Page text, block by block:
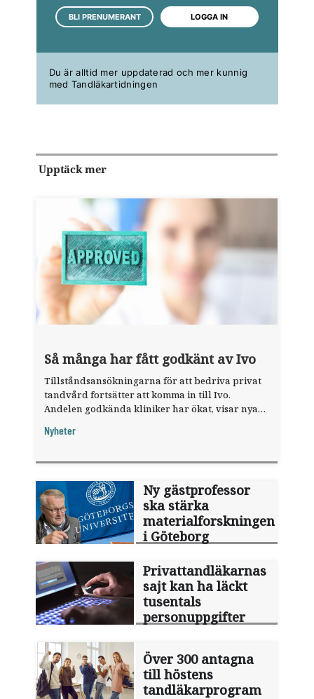
BLI PRENUMERANT LOGGA IN
Du är alltid mer uppdaterad och mer kunnig
med Tandläkartidningen
Upptäck mer
Så många har fått godkänt av Ivo
Tillståndsansökningarna för att bedriva privat
tandvård fortsätter att komma in till Ivo.
Andelen godkända kliniker har ökat, visar nya
Nyheter
Ny gästprofessor
ska stärka
materialforskningen
i Göteborg
Privattandläkarnas
sajt kan ha läckt
tusentals
personuppgifter
Över 300 antagna
till höstens
tandläkarprogram